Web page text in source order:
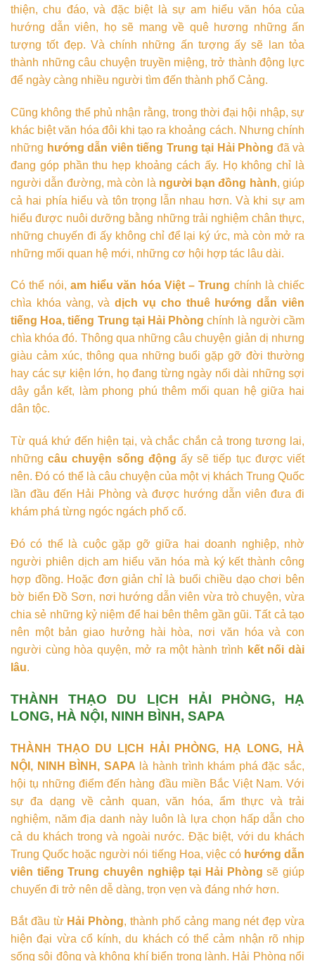
thiện, chu đáo, và đặc biệt là sự am hiểu văn hóa của
hướng dẫn viên, họ sẽ mang về quê hương những ấn
tượng tốt đẹp. Và chính những ấn tượng ấy sẽ lan tỏa
thành những câu chuyện truyền miệng, trở thành động lực
để ngày càng nhiều người tìm đến thành phố Cảng.
Cũng không thể phủ nhận rằng, trong thời đại hội nhập, sự
khác biệt văn hóa đôi khi tạo ra khoảng cách. Nhưng chính
những hướng dẫn viên tiếng Trung tại Hải Phòng đã và
đang góp phần thu hẹp khoảng cách ấy. Họ không chỉ là
người dẫn đường, mà còn là người bạn đồng hành, giúp
cả hai phía hiểu và tôn trọng lẫn nhau hơn. Và khi sự am
hiểu được nuôi dưỡng bằng những trải nghiệm chân thực,
những chuyến đi ấy không chỉ để lại ký ức, mà còn mở ra
những mối quan hệ mới, những cơ hội hợp tác lâu dài.
Có thể nói, am hiểu văn hóa Việt – Trung chính là chiếc
chìa khóa vàng, vàdịch vụ cho thuê hướng dẫn viên
tiếng Hoa, tiếng Trung tại Hải Phòng chính là người cầm
chìa khóa đó. Thông qua những câu chuyện giản dị nhưng
giàu cảm xúc, thông qua những buổi gặp gỡ đời thường
hay các sự kiện lớn, họ đang từng ngày nối dài những sợi
dây gắn kết, làm phong phú thêm mối quan hệ giữa hai
dân tộc.
Từ quá khứ đến hiện tại, và chắc chắn cả trong tương lai,
nhữngcâu chuyện sống động ấy sẽ tiếp tục được viết
nên. Đó có thể là câu chuyện của một vị khách Trung Quốc
lần đầu đến Hải Phòng và được hướng dẫn viên đưa đi
khám phá từng ngóc ngách phố cổ.
Đó có thể là cuộc gặp gỡ giữa hai doanh nghiệp, nhờ
người phiên dịch am hiểu văn hóa mà ký kết thành công
hợp đồng. Hoặc đơn giản chỉ là buổi chiều dạo chơi bên
bờ biển Đồ Sơn, nơi hướng dẫn viên vừa trò chuyện, vừa
chia sẻ những kỷ niệm để hai bên thêm gần gũi. Tất cả tạo
nên một bản giao hưởng hài hòa, nơi văn hóa và con
người cùng hòa quyện, mở ra một hành trình kết nối dài
lâu.
THÀNH THẠO DU LỊCH HẢI PHÒNG, HẠ
LONG, HÀ NỘI, NINH BÌNH, SAPA
THÀNH THẠO DU LỊCH HẢI PHÒNG, HẠ LONG, HÀ
NỘI, NINH BÌNH, SAPA là hành trình khám phá đặc sắc,
hội tụ những điểm đến hàng đầu miền Bắc Việt Nam. Với
sự đa dạng về cảnh quan, văn hóa, ẩm thực và trải
nghiệm, năm địa danh này luôn là lựa chọn hấp dẫn cho
cả du khách trong và ngoài nước. Đặc biệt, với du khách
Trung Quốc hoặc người nói tiếng Hoa, việc có hướng dẫn
viên tiếng Trung chuyên nghiệp tại Hải Phòng sẽ giúp
chuyến đi trở nên dễ dàng, trọn vẹn và đáng nhớ hơn.
Bắt đầu từ Hải Phòng, thành phố cảng mang nét đẹp vừa
hiện đại vừa cổ kính, du khách có thể cảm nhận rõ nhịp
sống sôi động và không khí biển trong lành. Hải Phòng nổi